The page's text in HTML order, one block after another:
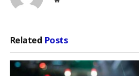
Related Posts